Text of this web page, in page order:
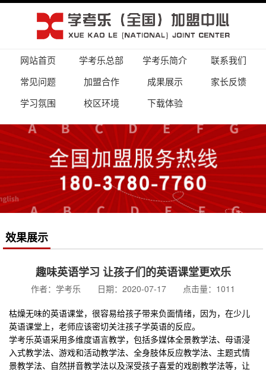
网站首页 学考乐总部 学考乐简介
联系我们
常见问题
加盟合作 成果展示
家长反馈
学习氛围
校区环境 下载体验
效果展示
趣味英语学习 让孩子们的英语课堂更欢乐
作者：学考乐 日期：2020-07-17 点击量：1011
枯燥无味的英语课堂，很容易给孩子带来负面情绪，因为，在少儿
英语课堂上，老师应该密切关注孩子学英语的反应。
学考乐英语采用多维度语言教学，包括多媒体全景教学法、母语浸
入式教学法、游戏和活动教学法、全身肢体反应教学法、主题式情
景教学法、自然拼音教学法以及深受孩子喜爱的戏剧教学法等，让